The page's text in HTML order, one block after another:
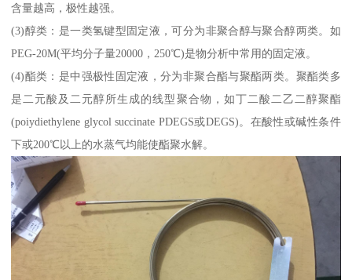
含量越高，极性越强。
(3)醇类：是一类氢键型固定液，可分为非聚合醇与聚合醇两类。如
PEG-20M(平均分子量20000，250℃)是物分析中常用的固定液。
(4)酯类：是中强极性固定液，分为非聚合酯与聚酯两类。聚酯类多
是二元酸及二元醇所生成的线型聚合物，如丁二酸二乙二醇聚酯
(poiydiethylene glycol succinate PDEGS或DEGS)。在酸性或碱性条件
下或200℃以上的水蒸气均能使酯聚水解。